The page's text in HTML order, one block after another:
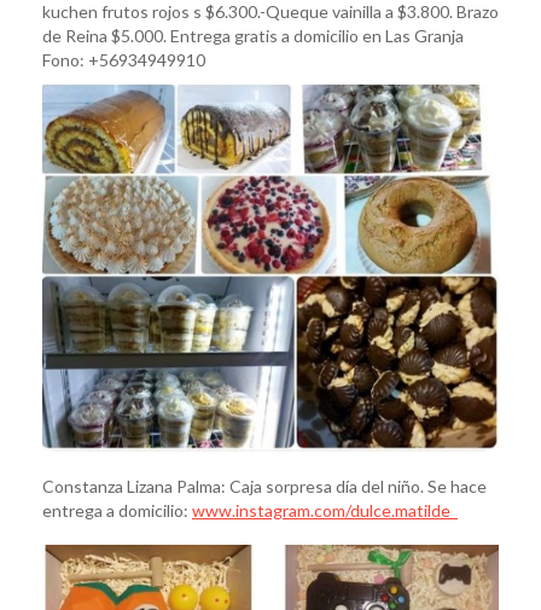
kuchen frutos rojos s $6.300.-Queque vainilla a $3.800. Brazo
de Reina $5.000. Entrega gratis a domicilio en Las Granja
Fono: +56934949910
Constanza Lizana Palma: Caja sorpresa día del niño. Se hace
entrega a domicilio: www.instagram.com/dulce.matilde_